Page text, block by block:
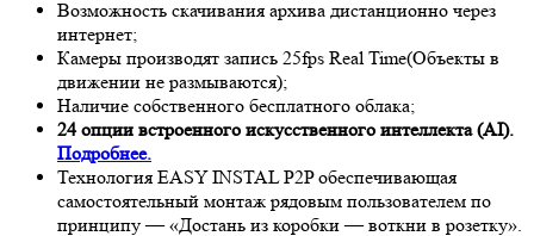
Возможность скачивания архива дистанционно через
интернет;
Камеры производят запись 25fps Real Time(Объекты в
движении не размываются);
Наличие собственного бесплатного облака;
24 опции встроенного искусственного интеллекта (AI).
Подробнее.
Технология EASY INSTAL P2P обеспечивающая
самостоятельный монтаж рядовым пользователем по
принципу — «Достань из коробки — воткни в розетку».